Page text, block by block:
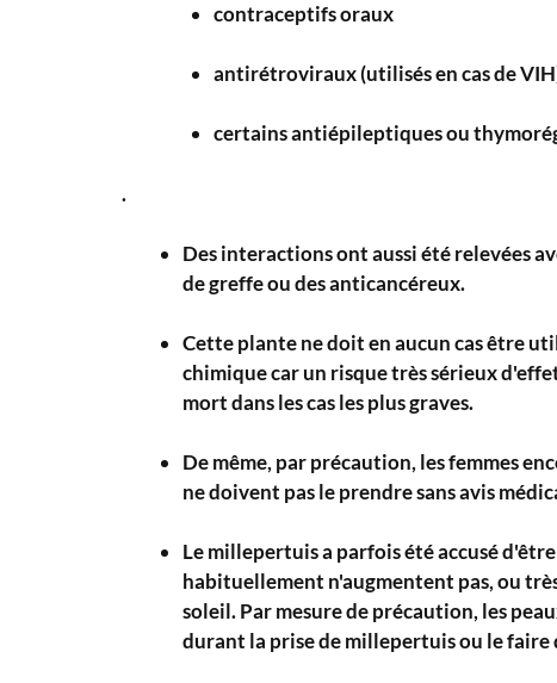
contraceptifs oraux
antirétroviraux (utilisés en cas de
certains antiépileptiques ou
.
Des interactions ont aussi été relevées
de greffe ou des anticancéreux.
Cette plante ne doit en aucun cas être
chimique car un risque très sérieux
mort dans les cas les plus graves.
De même, par précaution, les femmes
ne doivent pas le prendre sans avis
Le millepertuis a parfois été accusé
habituellement n'augmentent pas, ou
soleil. Par mesure de précaution, les
durant la prise de millepertuis ou le